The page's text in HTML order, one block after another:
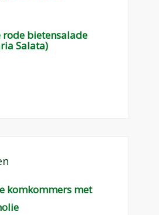
rode bietensalade
Salata)
komkommers met